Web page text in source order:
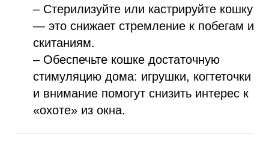
– Стерилизуйте или кастрируйте кошку
— это снижает стремление к побегам и
скитаниям.
– Обеспечьте кошке достаточную
стимуляцию дома: игрушки, когтеточки
и внимание помогут снизить интерес к
«охоте» из окна.